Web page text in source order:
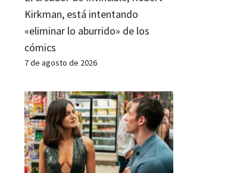
Kirkman, está intentando
«eliminar lo aburrido» de los
cómics
7 de agosto de 2026